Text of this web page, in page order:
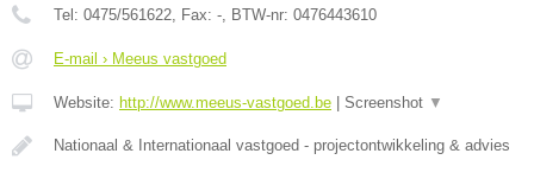
Tel: 0475/561622, Fax: -, BTW-nr: 0476443610
E-mail › Meeus vastgoed
Website: http://www.meeus-vastgoed.be Screenshot ▼
Nationaal & Internationaal vastgoed - projectontwikkeling & advies